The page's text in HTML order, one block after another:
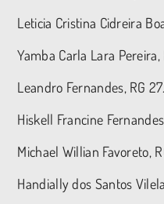
Leticia Cristina Cidreira
Yamba Carla Lara
Leandro Fernandes, RG
Hiskell Francine
Michael Willian Favoreto,
Handially dos Santos